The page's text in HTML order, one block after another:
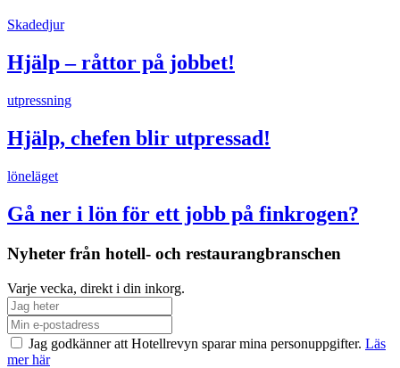
Skadedjur
Hjälp – råttor på jobbet!
utpressning
Hjälp, chefen blir utpressad!
löneläget
Gå ner i lön för ett jobb på finkrogen?
Nyheter från hotell- och restaurangbranschen
Varje vecka, direkt i din inkorg.
Jag godkänner att Hotellrevyn sparar mina personuppgifter. Läs
mer här